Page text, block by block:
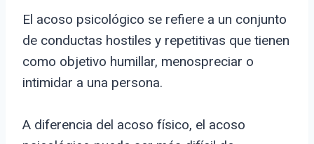
El acoso psicológico se refiere a un conjunto
de conductas hostiles y repetitivas que tienen
como objetivo humillar, menospreciar o
intimidar a una persona.
A diferencia del acoso físico, el acoso